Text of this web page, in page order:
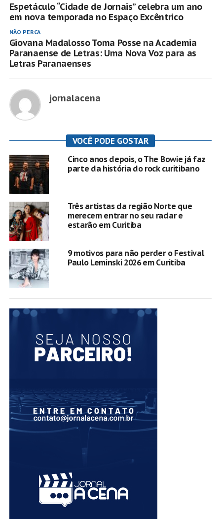
Espetáculo “Cidade de Jornais” celebra um ano
em nova temporada no Espaço Excêntrico
NÃO PERCA
Giovana Madalosso Toma Posse na Academia
Paranaense de Letras: Uma Nova Voz para as
Letras Paranaenses
jornalacena
VOCÊ PODE GOSTAR
Cinco anos depois, o The Bowie já faz
parte da história do rock curitibano
Três artistas da região Norte que
merecem entrar no seu radar e
estarão em Curitiba
9 motivos para não perder o Festival
Paulo Leminski 2026 em Curitiba